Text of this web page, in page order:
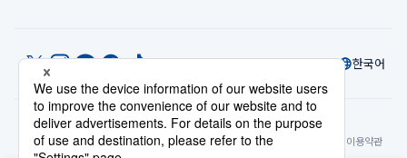
한국어
© Toyoko Inn Co., Ltd.
개인정보 설정개인정보 보호정책특정상거래법에 관한 표기사이트 정책
숙박시설 이용약관
계정 이용 약관카드 회원 약관